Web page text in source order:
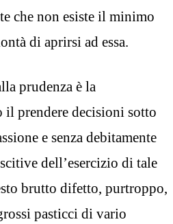
che non esiste il minimo
di aprirsi ad essa.
prudenza è la
il prendere decisioni sotto
e senza debitamente
dell’esercizio di tale
brutto difetto, purtroppo,
pasticci di vario